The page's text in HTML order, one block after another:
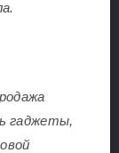
гаджеты,